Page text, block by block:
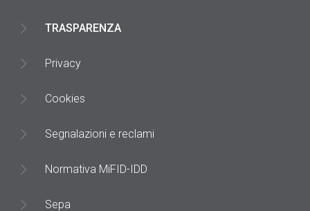
TRASPARENZA
Privacy
Cookies
Segnalazioni e reclami
Normativa MiFID-IDD
Sepa